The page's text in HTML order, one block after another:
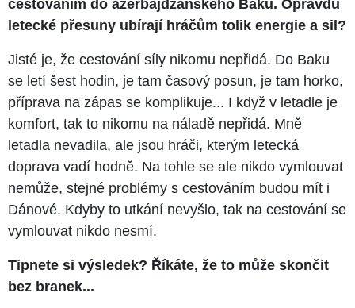
cestováním do ázerbajdžánského Baku. Opravdu
letecké přesuny ubírají hráčům tolik energie a sil?
Jisté je, že cestování síly nikomu nepřidá. Do Baku
se letí šest hodin, je tam časový posun, je tam horko,
příprava na zápas se komplikuje... I když v letadle je
komfort, tak to nikomu na náladě nepřidá. Mně
letadla nevadila, ale jsou hráči, kterým letecká
doprava vadí hodně. Na tohle se ale nikdo vymlouvat
nemůže, stejné problémy s cestováním budou mít i
Dánové. Kdyby to utkání nevyšlo, tak na cestování se
vymlouvat nikdo nesmí.
Tipnete si výsledek? Říkáte, že to může skončit
bez branek...